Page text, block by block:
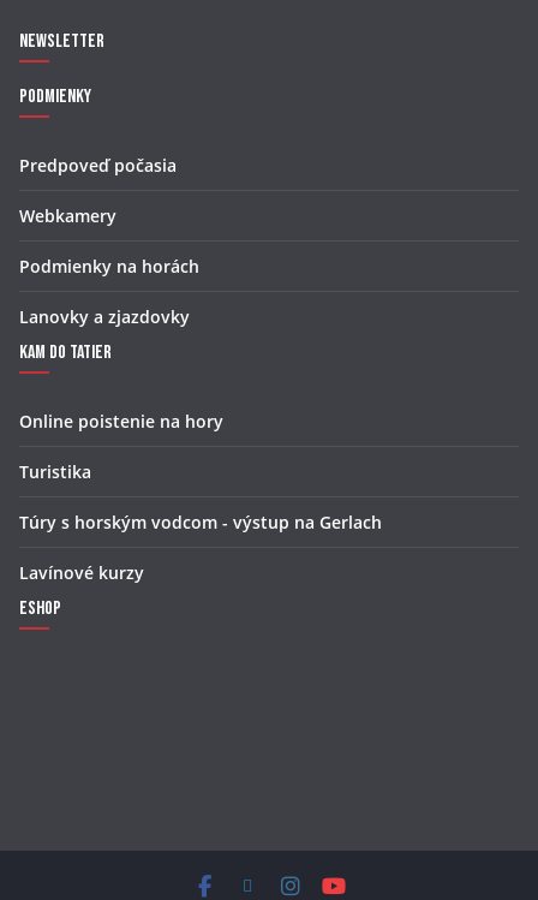
Newsletter
Podmienky
Predpoveď počasia
Webkamery
Podmienky na horách
Lanovky a zjazdovky
Kam do Tatier
Online poistenie na hory
Turistika
Túry s horským vodcom - výstup na Gerlach
Lavínové kurzy
Eshop